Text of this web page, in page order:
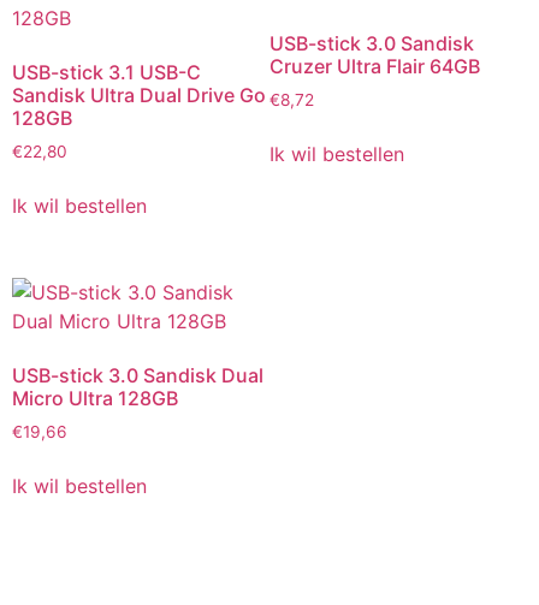
USB-stick 3.1 USB-C
Sandisk Ultra Dual Drive Go
128GB
€22,80
Ik wil bestellen
USB-stick 3.0 Sandisk
Cruzer Ultra Flair 64GB
€8,72
Ik wil bestellen
USB-stick 3.0 Sandisk Dual
Micro Ultra 128GB
€19,66
Ik wil bestellen